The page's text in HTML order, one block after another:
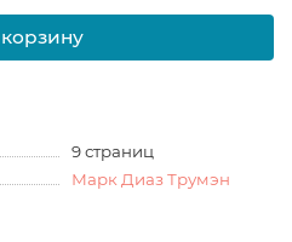
9 страниц
Марк Диаз Трумэн